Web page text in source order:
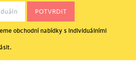
obchodní nabídky s individuálními